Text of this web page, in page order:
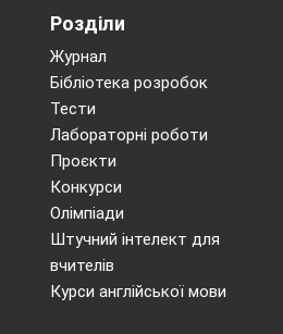
Розділи
Журнал
Бібліотека розробок
Тести
Лабораторні роботи
Проєкти
Конкурси
Олімпіади
Штучний інтелект для
вчителів
Курси англійської мови